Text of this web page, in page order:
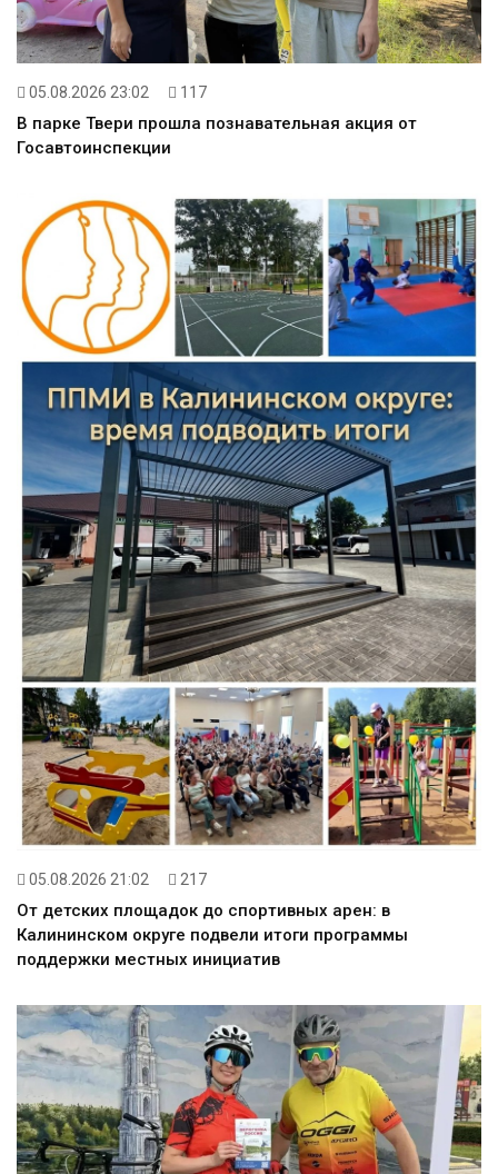
05.08.2026 23:02 117
В парке Твери прошла познавательная акция от
Госавтоинспекции
05.08.2026 21:02 217
От детских площадок до спортивных арен: в
Калининском округе подвели итоги программы
поддержки местных инициатив